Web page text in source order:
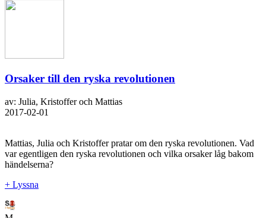
Orsaker till den ryska revolutionen
av: Julia, Kristoffer och Mattias
2017-02-01
Mattias, Julia och Kristoffer pratar om den ryska revolutionen. Vad
var egentligen den ryska revolutionen och vilka orsaker låg bakom
händelserna?
+ Lyssna